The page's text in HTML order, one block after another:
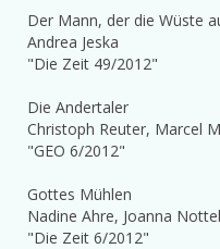
Der Mann, der die Wüste
Andrea Jeska
"Die Zeit 49/2012"
Die Andertaler
Christoph Reuter, Marcel
"GEO 6/2012"
Gottes Mühlen
Nadine Ahre, Joanna
"Die Zeit 6/2012"